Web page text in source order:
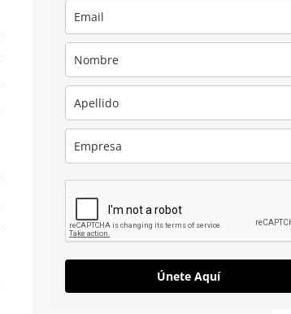
Únete Aquí